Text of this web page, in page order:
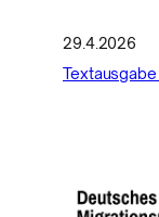
29.4.2026